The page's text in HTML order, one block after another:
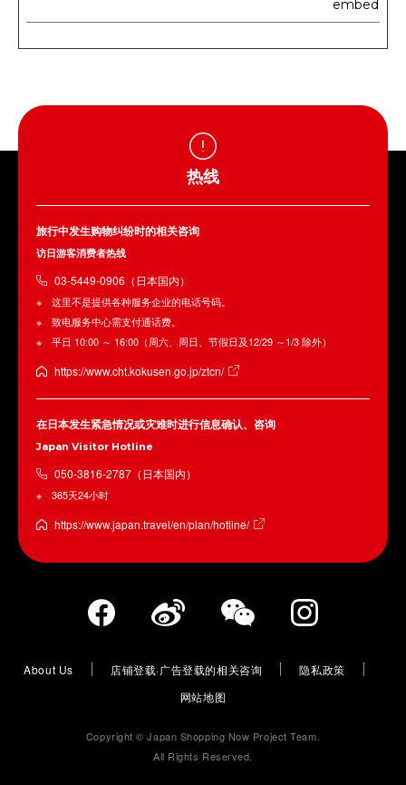
热线
旅行中发生购物纠纷时的相关咨询
访日游客消费者热线
03-5449-0906（日本国内）
这里不是提供各种服务企业的电话号码。
致电服务中心需支付通话费。
平日 10:00 ～ 16:00（周六、周日、节假日及12/29 ～1/3 除外）
https://www.cht.kokusen.go.jp/ztcn/
在日本发生紧急情况或灾难时进行信息确认、咨询
Japan Visitor Hotline
050-3816-2787（日本国内）
365天24小时
https://www.japan.travel/en/plan/hotline/
About Us 店铺登载·广告登载的相关咨询
隐私政策
网站地图
Copyright © Japan Shopping Now Project Team.
All Rights Reserved.